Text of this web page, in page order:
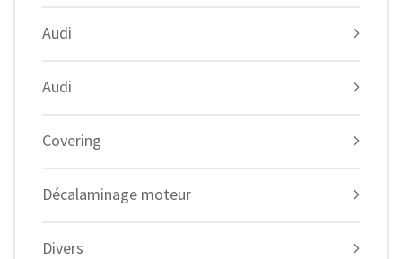
Audi
Audi
Covering
Décalaminage moteur
Divers